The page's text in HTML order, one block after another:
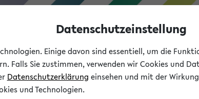
Studium
Datenschutzeinstellung
Einige davon sind essentiell, um die
Falls Sie zustimmen, verwenden wir Cookies und
Datenschutzerklärung einsehen und mit der
und Technologien.